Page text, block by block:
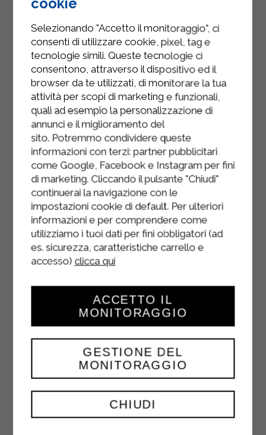
Hachez grossièrement le chocolat et
ajoutez-le à la crème.
Recouvrez les miettes réparties au
fond du moule à gâteau avec cette
crème, et terminez en saupoudrant
avec les miettes restantes mises de
côté.
Enfournez à 180° et laissez cuire
pendant 30 minutes.
cookie
Selezionando "Accetto il monitoraggio", ci
consenti di utilizzare cookie, pixel, tag e
tecnologie simili. Queste tecnologie ci
consentono, attraverso il dispositivo ed il
browser da te utilizzati, di monitorare la tua
attività per scopi di marketing e funzionali,
quali ad esempio la personalizzazione di
annunci e il miglioramento del
sito. Potremmo condividere queste
informazioni con terzi: partner pubblicitari
come Google, Facebook e Instagram per fini
di marketing. Cliccando il pulsante "Chiudi"
continuerai la navigazione con le
impostazioni cookie di default. Per ulteriori
informazioni e per comprendere come
utilizziamo i tuoi dati per fini obbligatori (ad
es. sicurezza, caratteristiche carrello e
accesso) clicca qui
CHIUDI
GESTIONE DEL
MONITORAGGIO
ACCETTO IL
MONITORAGGIO